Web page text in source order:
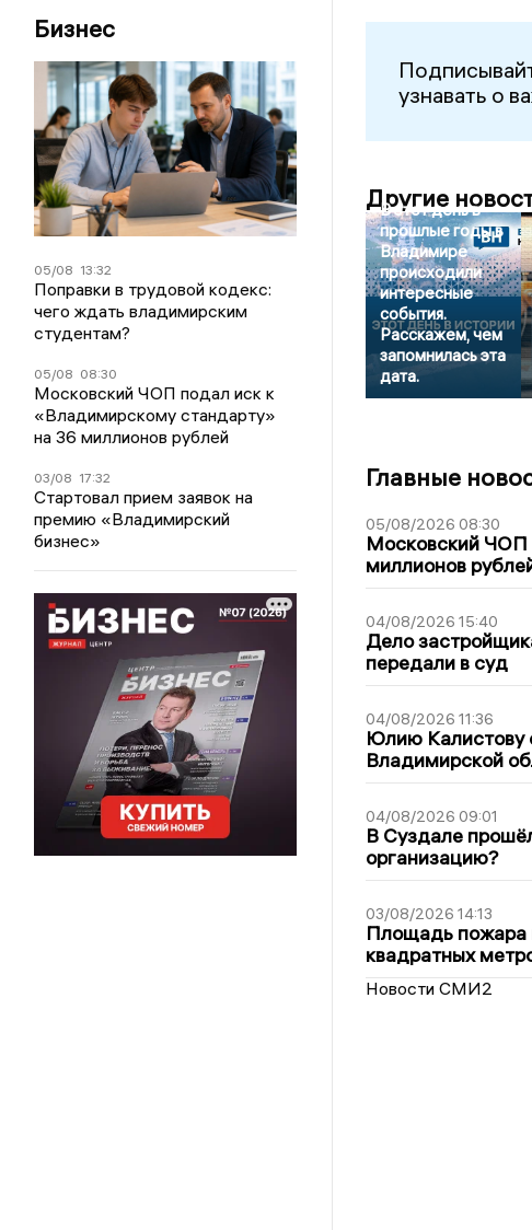
Бизнес
05/08 13:32
Поправки в трудовой кодекс:
чего ждать владимирским
студентам?
05/08 08:30
Московский ЧОП подал иск к
«Владимирскому стандарту»
на 36 миллионов рублей
03/08 17:32
Стартовал прием заявок на
премию «Владимирский
бизнес»
узнавать о
Другие
В этот день в
прошлые годы в
Владимире
происходили
интересные
события.
Расскажем, чем
запомнилась эта
дата.
Главные
05/08/2026 08:30
Московский ЧОП
миллионов
04/08/2026 15:40
Дело
передали в суд
04/08/2026 11:36
Юлию Калистову
Владимирской
04/08/2026 09:01
В Суздале
организацию?
03/08/2026 14:13
Площадь пожара
квадратных
Новости СМИ2